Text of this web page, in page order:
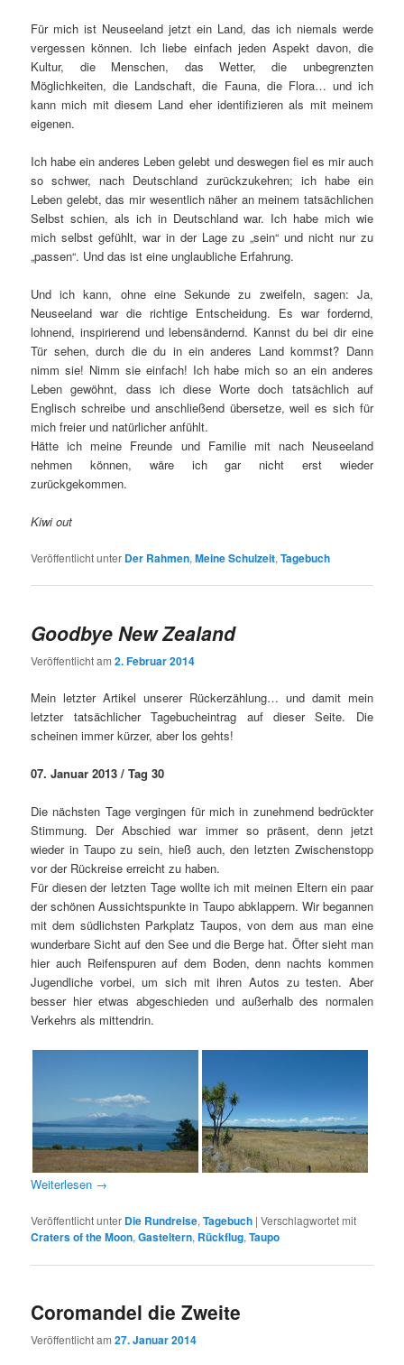
Für mich ist Neuseeland jetzt ein Land, das ich niemals werde
vergessen können. Ich liebe einfach jeden Aspekt davon, die
Kultur, die Menschen, das Wetter, die unbegrenzten
Möglichkeiten, die Landschaft, die Fauna, die Flora… und ich
kann mich mit diesem Land eher identifizieren als mit meinem
eigenen.
Ich habe ein anderes Leben gelebt und deswegen fiel es mir auch
so schwer, nach Deutschland zurückzukehren; ich habe ein
Leben gelebt, das mir wesentlich näher an meinem tatsächlichen
Selbst schien, als ich in Deutschland war. Ich habe mich wie
mich selbst gefühlt, war in der Lage zu „sein“ und nicht nur zu
„passen“. Und das ist eine unglaubliche Erfahrung.
Und ich kann, ohne eine Sekunde zu zweifeln, sagen: Ja,
Neuseeland war die richtige Entscheidung. Es war fordernd,
lohnend, inspirierend und lebensändernd. Kannst du bei dir eine
Tür sehen, durch die du in ein anderes Land kommst? Dann
nimm sie! Nimm sie einfach! Ich habe mich so an ein anderes
Leben gewöhnt, dass ich diese Worte doch tatsächlich auf
Englisch schreibe und anschließend übersetze, weil es sich für
mich freier und natürlicher anfühlt.
Hätte ich meine Freunde und Familie mit nach Neuseeland
nehmen können, wäre ich gar nicht erst wieder
zurückgekommen.
Kiwi out
Veröffentlicht unter Der Rahmen,Meine Schulzeit,Tagebuch
Goodbye New Zealand
Veröffentlicht am2. Februar 2014
Mein letzter Artikel unserer Rückerzählung… und damit mein
letzter tatsächlicher Tagebucheintrag auf dieser Seite. Die
scheinen immer kürzer, aber los gehts!
07. Januar 2013 / Tag 30
Die nächsten Tage vergingen für mich in zunehmend bedrückter
Stimmung. Der Abschied war immer so präsent, denn jetzt
wieder in Taupo zu sein, hieß auch, den letzten Zwischenstopp
vor der Rückreise erreicht zu haben.
Für diesen der letzten Tage wollte ich mit meinen Eltern ein paar
der schönen Aussichtspunkte in Taupo abklappern. Wir begannen
mit dem südlichsten Parkplatz Taupos, von dem aus man eine
wunderbare Sicht auf den See und die Berge hat. Öfter sieht man
hier auch Reifenspuren auf dem Boden, denn nachts kommen
Jugendliche vorbei, um sich mit ihren Autos zu testen. Aber
besser hier etwas abgeschieden und außerhalb des normalen
Verkehrs als mittendrin.
Weiterlesen →
Veröffentlicht unter Die Rundreise,Tagebuch |Verschlagwortet mit
Craters of the Moon,Gasteltern, Rückflug,Taupo
Coromandel die Zweite
Veröffentlicht am27. Januar 2014